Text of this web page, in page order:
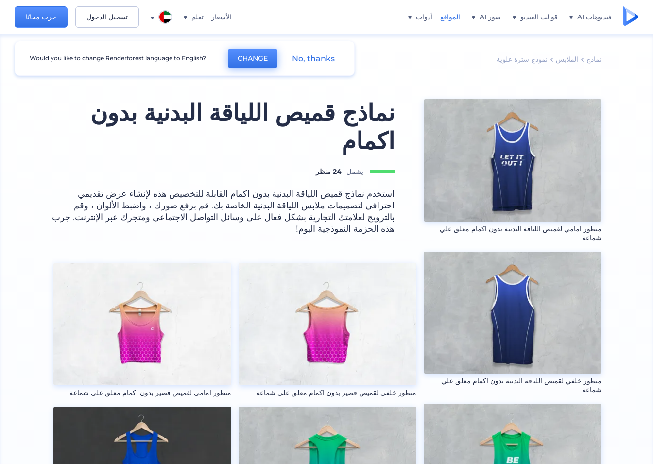
فيديوهات AI قوالب الفيديو صور AI المواقع أدوات الأسعار تعلم تسجيل الدخول جرب مجانًا
نماذج الملابس نموذج سترة علوية
منظور امامي لقميص اللياقة البدنية بدون اكمام معلق علي
شماعة
منظور خلفي لقميص اللياقة البدنية بدون اكمام معلق علي
شماعة
نماذج قميص اللياقة البدنية بدون
اكمام
يشمل 24 منظر
استخدم نماذج قميص اللياقة البدنية بدون اكمام القابلة للتخصيص هذه لإنشاء عرض تقديمي
احترافي لتصميمات ملابس اللياقة البدنية الخاصة بك. قم برفع صورك ، واضبط الألوان ، وقم
بالترويج لعلامتك التجارية بشكل فعال على وسائل التواصل الاجتماعي ومتجرك عبر الإنترنت. جرب
هذه الحزمة النموذجية اليوم!
منظور خلفي لقميص قصير بدون اكمام معلق علي شماعة منظور امامي لقميص قصير بدون اكمام معلق علي شماعة
Would you like to change Renderforest language to English? CHANGE No, thanks